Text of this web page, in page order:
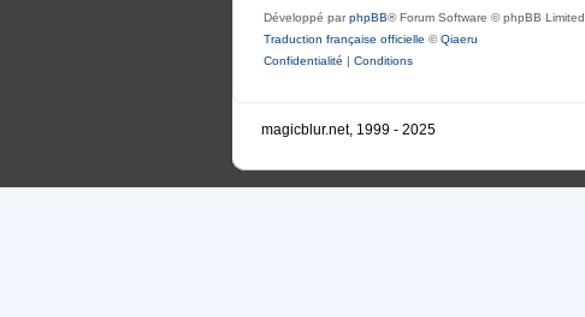
Développé parphpBB® Forum Software © phpBB Limited
Traduction française officielle ©Qiaeru
Confidentialité | Conditions
magicblur.net, 1999 - 2025